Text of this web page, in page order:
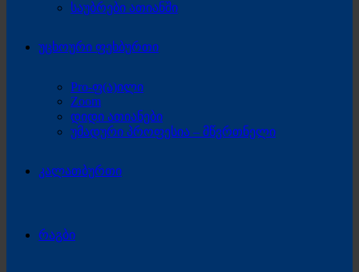
საუბრები ათიანში
უცხოური ფეხბურთი
Pro-ფ(ა)ილი
Zoom
დიდი ათიანები
უმადური პროფესია – მწვრთნელი
კალათბურთი
რაგბი